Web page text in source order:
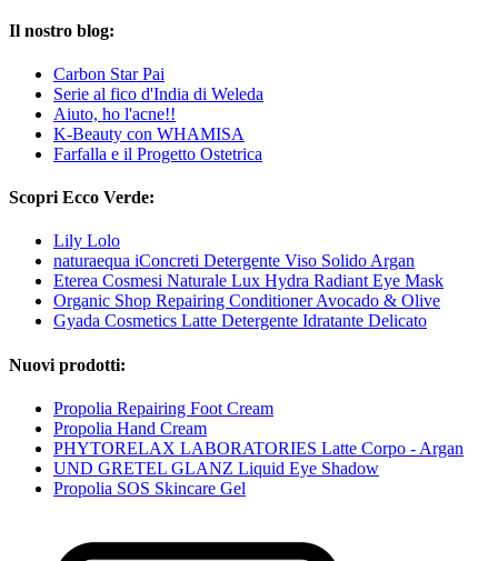
Il nostro blog:
Carbon Star Pai
Serie al fico d'India di Weleda
Aiuto, ho l'acne!!
K-Beauty con WHAMISA
Farfalla e il Progetto Ostetrica
Scopri Ecco Verde:
Lily Lolo
naturaequa iConcreti Detergente Viso Solido Argan
Eterea Cosmesi Naturale Lux Hydra Radiant Eye Mask
Organic Shop Repairing Conditioner Avocado & Olive
Gyada Cosmetics Latte Detergente Idratante Delicato
Nuovi prodotti:
Propolia Repairing Foot Cream
Propolia Hand Cream
PHYTORELAX LABORATORIES Latte Corpo - Argan
UND GRETEL GLANZ Liquid Eye Shadow
Propolia SOS Skincare Gel